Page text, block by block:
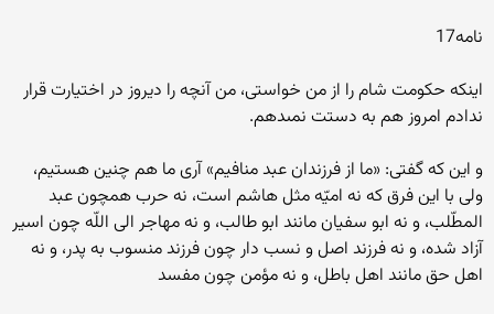
نامه17
اینکه حکومت شام را از من خواستى، من آنچه را دیروز در اختیارت قرار
ندادم امروز هم به دستت نمى‏دهم‏.
و این که گفتى: «ما از فرزندان عبد منافیم» آرى ما هم چنین هستیم،
ولى با این فرق که نه امیّه مثل هاشم است، نه حرب همچون عبد
المطّلب، و نه ابو سفیان مانند ابو طالب، و نه مهاجر الى اللّه چون اسیر
آزاد شده، و نه فرزند اصل و نسب دار چون فرزند منسوب به پدر، و نه
اهل حق مانند اهل باطل، و نه مؤمن چون مفسد